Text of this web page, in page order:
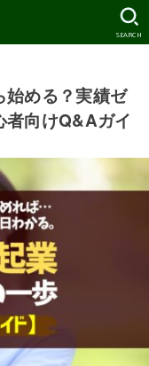
SEARCH
始める？実績ゼ
者向けQ&Aガイ